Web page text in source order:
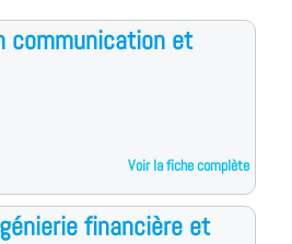
communication et
Voir la fiche complète
financière et